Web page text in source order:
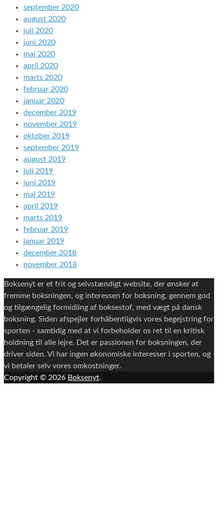
september 2020
august 2020
juli 2020
juni 2020
maj 2020
april 2020
marts 2020
februar 2020
januar 2020
december 2019
november 2019
oktober 2019
september 2019
august 2019
juli 2019
juni 2019
maj 2019
april 2019
marts 2019
februar 2019
januar 2019
december 2018
november 2018
Boksenyt er et frit og selvstændigt website, der ønsker at
fremme boksningen, og interessen for boksning, gennem god
og tilgængelig formidling af boksestof, med vægt på dansk
boksning. Siden afspejler forhåbentligvis vores begejstring for
sporten - samtidig med at vi forbeholder os ret til en kritisk
holdning til alle lejre. Det er passionen for boksningen, der
driver siden. Vi har ingen økonomiske interesser i sporten, og
vi betaler selv vores omkostninger.
Copyright © 2026 Boksenyt.